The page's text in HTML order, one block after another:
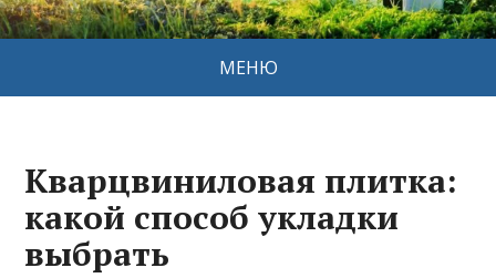
МЕНЮ
Кварцвиниловая плитка:
какой способ укладки
выбрать